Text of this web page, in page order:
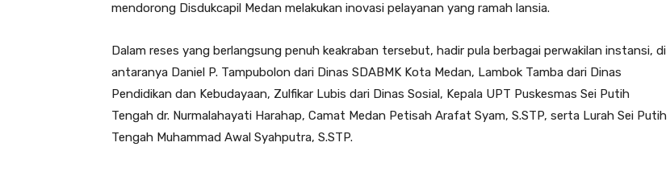
mendorong Disdukcapil Medan melakukan inovasi pelayanan yang ramah lansia.
Dalam reses yang berlangsung penuh keakraban tersebut, hadir pula berbagai perwakilan instansi, di
antaranya Daniel P. Tampubolon dari Dinas SDABMK Kota Medan, Lambok Tamba dari Dinas
Pendidikan dan Kebudayaan, Zulfikar Lubis dari Dinas Sosial, Kepala UPT Puskesmas Sei Putih
Tengah dr. Nurmalahayati Harahap, Camat Medan Petisah Arafat Syam, S.STP, serta Lurah Sei Putih
Tengah Muhammad Awal Syahputra, S.STP.